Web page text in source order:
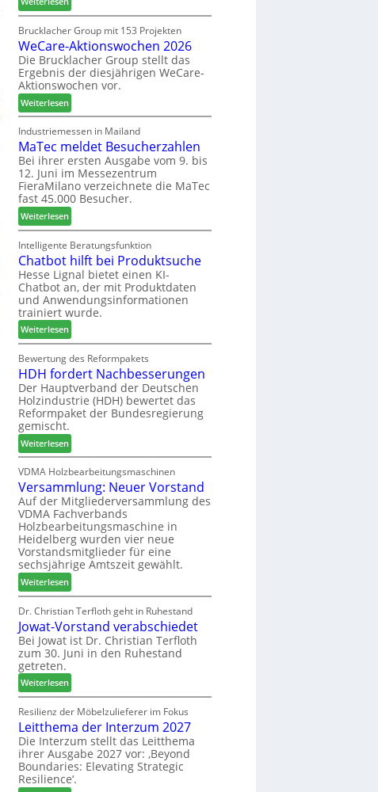
h
ä
f
t
s
f
ü
h
r
e
r
n
u
n
g
e
n
ü
r
P
l
a
n
t
a
g
L
a
m
e
l
l
-
F
r
ä
s
e
r
u
n
d
-
V
e
r
b
i
n
d
e
r
Brucklacher Group mit 153 Projekten
WeCare-Aktionswochen 2026
Die Brucklacher Group stellt das
Ergebnis der diesjährigen WeCare-
Aktionswochen vor.
Weiterlesen:
W
e
C
a
r
e
-
A
k
t
i
o
n
s
w
o
c
h
e
n
2
0
2
6
Industriemessen in Mailand
MaTec meldet Besucherzahlen
Bei ihrer ersten Ausgabe vom 9. bis
12. Juni im Messezentrum
FieraMilano verzeichnete die MaTec
fast 45.000 Besucher.
Weiterlesen:
M
a
T
e
c
m
e
l
d
e
t
B
e
s
u
c
h
e
r
z
a
h
l
e
n
Intelligente Beratungsfunktion
Chatbot hilft bei Produktsuche
Hesse Lignal bietet einen KI-
Chatbot an, der mit Produktdaten
und Anwendungsinformationen
trainiert wurde.
Weiterlesen:
C
h
a
t
b
o
t
h
i
l
f
t
b
e
i
P
r
o
d
u
k
t
s
u
c
h
e
Bewertung des Reformpakets
HDH fordert Nachbesserungen
Der Hauptverband der Deutschen
Holzindustrie (HDH) bewertet das
Reformpaket der Bundesregierung
gemischt.
Weiterlesen:
H
D
H
f
o
r
d
e
r
t
N
a
c
h
b
s
s
e
r
u
n
g
e
VDMA Holzbearbeitungsmaschinen
Versammlung: Neuer Vorstand
Auf der Mitgliederversammlung des
VDMA Fachverbands
Holzbearbeitungsmaschine in
Heidelberg wurden vier neue
Vorstandsmitglieder für eine
sechsjährige Amtszeit gewählt.
Weiterlesen:
V
e
r
s
a
m
l
u
n
g
:
N
e
Dr. Christian Terfloth geht in Ruhestand
Jowat-Vorstand verabschiedet
Bei Jowat ist Dr. Christian Terfloth
zum 30. Juni in den Ruhestand
getreten.
Weiterlesen:
J
o
w
a
t
-
V
Resilienz der Möbelzulieferer im Fokus
Leitthema der Interzum 2027
Die Interzum stellt das Leitthema
ihrer Ausgabe 2027 vor: ‚Beyond
Boundaries: Elevating Strategic
Resilience‘.